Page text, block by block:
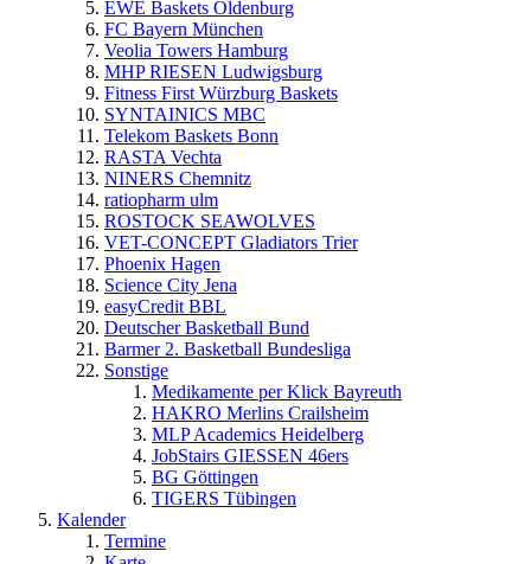
EWE Baskets Oldenburg
FC Bayern München
Veolia Towers Hamburg
MHP RIESEN Ludwigsburg
Fitness First Würzburg Baskets
SYNTAINICS MBC
Telekom Baskets Bonn
RASTA Vechta
NINERS Chemnitz
ratiopharm ulm
ROSTOCK SEAWOLVES
VET-CONCEPT Gladiators Trier
Phoenix Hagen
Science City Jena
easyCredit BBL
Deutscher Basketball Bund
Barmer 2. Basketball Bundesliga
Sonstige
Medikamente per Klick Bayreuth
HAKRO Merlins Crailsheim
MLP Academics Heidelberg
JobStairs GIESSEN 46ers
BG Göttingen
TIGERS Tübingen
Kalender
Termine